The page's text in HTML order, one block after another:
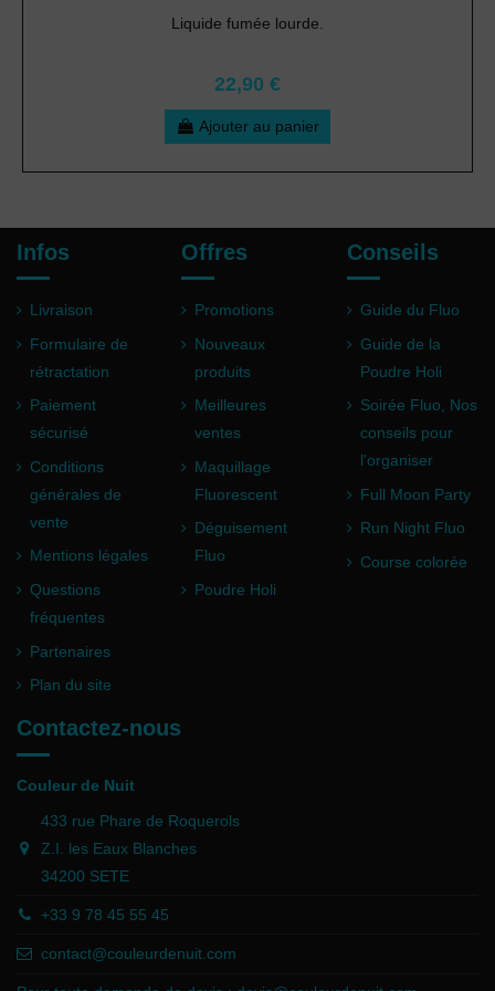
Liquide fumée lourde.
22,90 €
Ajouter au panier
Infos
Livraison
Formulaire de
rétractation
Paiement
sécurisé
Conditions
générales de
vente
Mentions légales
Questions
fréquentes
Partenaires
Plan du site
Offres
Promotions
Nouveaux
produits
Meilleures
ventes
Maquillage
Fluorescent
Déguisement
Fluo
Poudre Holi
Conseils
Guide du Fluo
Guide de la
Poudre Holi
Soirée Fluo, Nos
conseils pour
l'organiser
Full Moon Party
Run Night Fluo
Course colorée
Contactez-nous
Couleur de Nuit
433 rue Phare de Roquerols
Z.I. les Eaux Blanches
34200 SETE
+33 9 78 45 55 45
contact@couleurdenuit.com